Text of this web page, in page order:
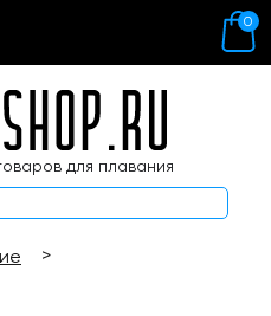
для плавания
0
>